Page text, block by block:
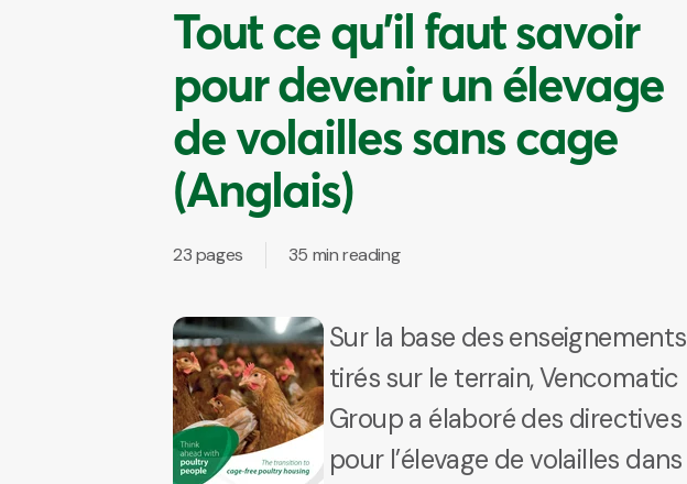
Tout ce qu’il faut savoir
pour devenir un élevage
de volailles sans cage
(Anglais)
23 pages 35 min reading
Sur la base des enseignements
tirés sur le terrain, Vencomatic
Group a élaboré des directives
pour l’élevage de volailles dans